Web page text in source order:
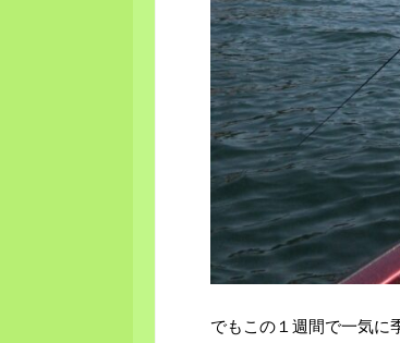
でもこの１週間で一気に